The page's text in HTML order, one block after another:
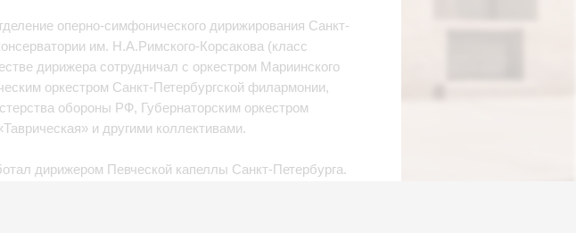
оперно-симфонического дирижирования Санкт-
им. Н.А.Римского-Корсакова (класс
дирижера сотрудничал с оркестром Мариинского
оркестром Санкт-Петербургской филармонии,
обороны РФ, Губернаторским оркестром
и другими коллективами.
дирижером Певческой капеллы Санкт-Петербурга.